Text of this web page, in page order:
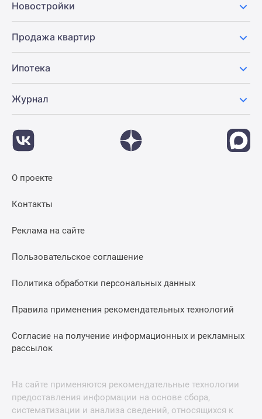
Новостройки
Продажа квартир
Ипотека
Журнал
О проекте
Контакты
Реклама на сайте
Пользовательское соглашение
Политика обработки персональных данных
Правила применения рекомендательных технологий
Согласие на получение информационных и рекламных
рассылок
На сайте применяются рекомендательные технологии
предоставления информации на основе сбора,
систематизации и анализа сведений, относящихся к